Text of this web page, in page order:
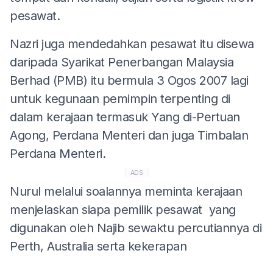
pesawat.
Nazri juga mendedahkan pesawat itu disewa
daripada Syarikat Penerbangan Malaysia
Berhad (PMB) itu bermula 3 Ogos 2007 lagi
untuk kegunaan pemimpin terpenting di
dalam kerajaan termasuk Yang di-Pertuan
Agong, Perdana Menteri dan juga Timbalan
Perdana Menteri.
ADS
Nurul melalui soalannya meminta kerajaan
menjelaskan siapa pemilik pesawat yang
digunakan oleh Najib sewaktu percutiannya di
Perth, Australia serta kekerapan